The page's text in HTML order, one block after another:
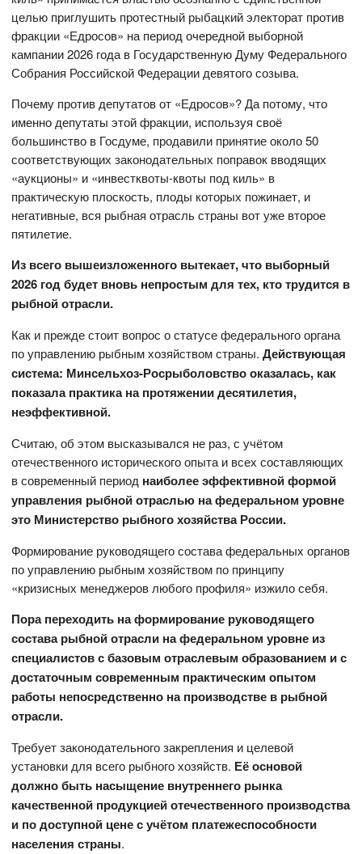
целью приглушить протестный рыбацкий электорат против
фракции «Едросов» на период очередной выборной
кампании 2026 года в Государственную Думу Федерального
Собрания Российской Федерации девятого созыва.
Почему против депутатов от «Едросов»? Да потому, что
именно депутаты этой фракции, используя своё
большинство в Госдуме, продавили принятие около 50
соответствующих законодательных поправок вводящих
«аукционы» и «инвестквоты-квоты под киль» в
практическую плоскость, плоды которых пожинает, и
негативные, вся рыбная отрасль страны вот уже второе
пятилетие.
Из всего вышеизложенного вытекает, что выборный
2026 год будет вновь непростым для тех, кто трудится в
рыбной отрасли.
Как и прежде стоит вопрос о статусе федерального органа
по управлению рыбным хозяйством страны.Действующая
система: Минсельхоз-Росрыболовство оказалась, как
показала практика на протяжении десятилетия,
неэффективной.
Считаю, об этом высказывался не раз, с учётом
отечественного исторического опыта и всех составляющих
в современный период наиболее эффективной формой
управления рыбной отраслью на федеральном уровне
это Министерство рыбного хозяйства России.
Формирование руководящего состава федеральных органов
по управлению рыбным хозяйством по принципу
«кризисных менеджеров любого профиля» изжило себя.
Пора переходить на формирование руководящего
состава рыбной отрасли на федеральном уровне из
специалистов с базовым отраслевым образованием и с
достаточным современным практическим опытом
работы непосредственно на производстве в рыбной
отрасли.
Требует законодательного закрепления и целевой
установки для всего рыбного хозяйств. Её основой
должно быть насыщение внутреннего рынка
качественной продукцией отечественного производства
и по доступной цене с учётом платежеспособности
населения страны.